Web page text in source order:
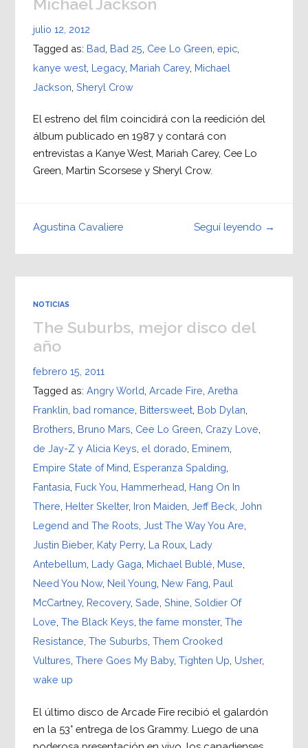
julio 12, 2012
Tagged as: Bad Bad 25 Cee Lo Green epic,
kanye west, Legacy, Mariah Carey, Michael
Jackson Sheryl Crow
El estreno del film coincidirá con la reedición del
álbum publicado en 1987 y contará con
entrevistas a Kanye West, Mariah Carey, Cee Lo
Green, Martin Scorsese y Sheryl Crow.
Seguí leyendo →
Agustina Cavaliere
NOTICIAS
The Suburbs, mejor disco del
año
febrero 15, 2011
Tagged as: Angry World Arcade Fire Aretha
Franklin bad romance Bittersweet, Bob Dylan
Brothers Bruno Mars Cee Lo Green Crazy Love
de Jay-Z y Alicia Keys el dorado Eminem
Empire State of Mind Esperanza Spalding
Fantasia Fuck You Hammerhead Hang On In
There Helter Skelter, Iron Maiden Jeff Beck John
Legend and The Roots Just The Way You Are
Justin Bieber, Katy Perry, La Roux, Lady
Antebellum Lady Gaga Michael Bublé Muse
Need You Now, Neil Young New Fang Paul
McCartney, Recovery, Sade Shine Soldier Of
Love The Black Keys the fame monster, The
Resistance The Suburbs Them Crooked
Vultures There Goes My Baby, Tighten Up Usher,
wake up
El último disco de Arcade Fire recibió el galardón
en la 53° entrega de los Grammy. Luego de una